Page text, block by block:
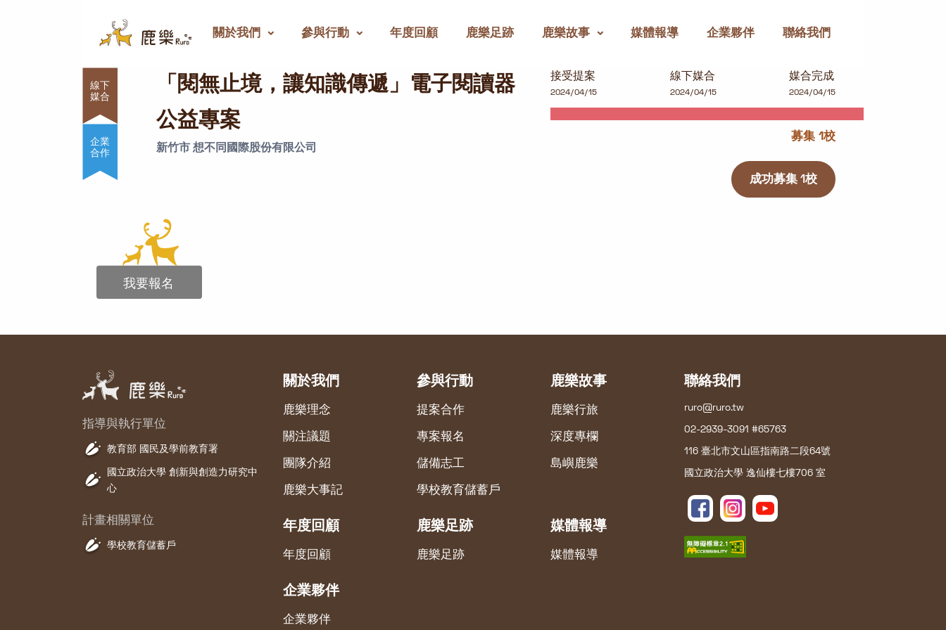
關於我們 參與行動 年度回顧 鹿樂足跡 鹿樂故事 媒體報導 企業夥伴 聯絡我們
「閱無止境，讓知識傳遞」電子閱讀器公益專案
企業
合作
「閱無止境，讓知識傳遞」電子閱讀器
公益專案
新竹市 想不同國際股份有限公司
接受提案
2024/04/15
線下媒合
2024/04/15
媒合完成
2024/04/15
募集 1校
成功募集 1校
指導與執行單位
教育部 國民及學前教育署
國立政治大學 創新與創造力研究中
心
計畫相關單位
學校教育儲蓄戶
關於我們
鹿樂理念
關注議題
團隊介紹
鹿樂大事記
參與行動
提案合作
專案報名
儲備志工
學校教育儲蓄戶
鹿樂故事
鹿樂行旅
深度專欄
島嶼鹿樂
年度回顧
年度回顧
鹿樂足跡
鹿樂足跡
媒體報導
媒體報導
企業夥伴
企業夥伴
聯絡我們
ruro@ruro.tw
02-2939-3091 #65763
116 臺北市文山區指南路二段64號
國立政治大學 逸仙樓七樓706 室